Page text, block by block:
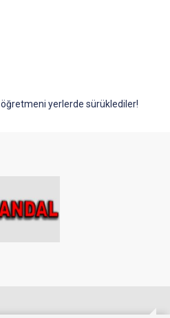
öğretmeni yerlerde sürüklediler!